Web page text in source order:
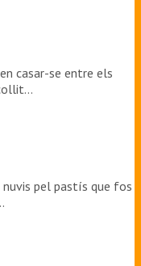
casar-se entre els
pel pastís que fos